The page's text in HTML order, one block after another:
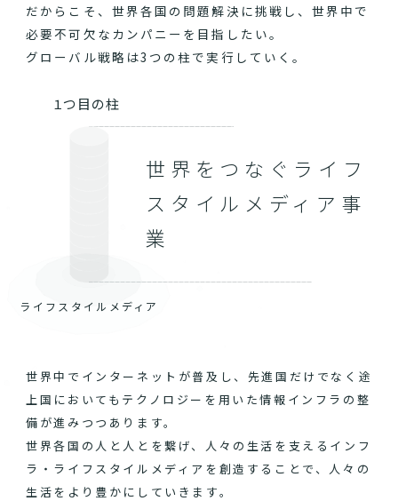
だからこそ、世界各国の問題解決に挑戦し、世界中で
必要不可欠なカンパニーを目指したい。
グローバル戦略は3つの柱で実行していく。
１つ目の柱
ライフスタイルメディア
世界をつなぐライフ
スタイルメディア事
業
世界中でインターネットが普及し、先進国だけでなく途
上国においてもテクノロジーを用いた情報インフラの整
備が進みつつあります。
世界各国の人と人とを繋げ、人々の生活を支えるインフ
ラ・ライフスタイルメディアを創造することで、人々の
生活をより豊かにしていきます。